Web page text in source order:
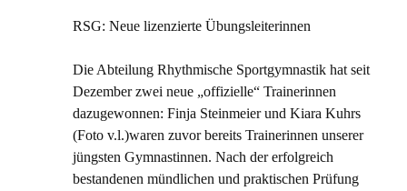
RSG: Neue lizenzierte Übungsleiterinnen
Die Abteilung Rhythmische Sportgymnastik hat seit
Dezember zwei neue „offizielle“ Trainerinnen
dazugewonnen: Finja Steinmeier und Kiara Kuhrs
(Foto v.l.)waren zuvor bereits Trainerinnen unserer
jüngsten Gymnastinnen. Nach der erfolgreich
bestandenen mündlichen und praktischen Prüfung